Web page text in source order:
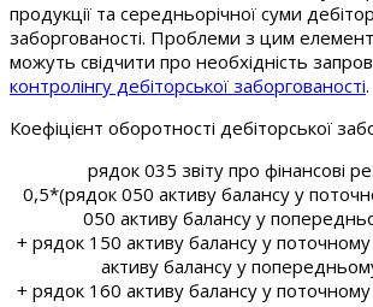
продукції та середньорічної суми
заборгованості. Проблеми з цим
можуть свідчити про необхідність
контролінгу дебіторської заборгованості.
Коефіцієнт оборотності дебіторської
рядок 035 звіту про фінансові
0,5*(рядок 050 активу балансу у
050 активу балансу у
+ рядок 150 активу балансу у
активу балансу у
+ рядок 160 активу балансу у